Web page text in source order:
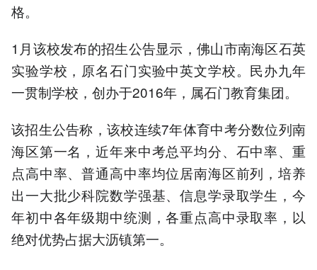
格。
1月该校发布的招生公告显示，佛山市南海区石英
实验学校，原名石门实验中英文学校。民办九年
一贯制学校，创办于2016年，属石门教育集团。
该招生公告称，该校连续7年体育中考分数位列南
海区第一名，近年来中考总平均分、石中率、重
点高中率、普通高中率均位居南海区前列，培养
出一大批少科院数学强基、信息学录取学生，今
年初中各年级期中统测，各重点高中录取率，以
绝对优势占据大沥镇第一。